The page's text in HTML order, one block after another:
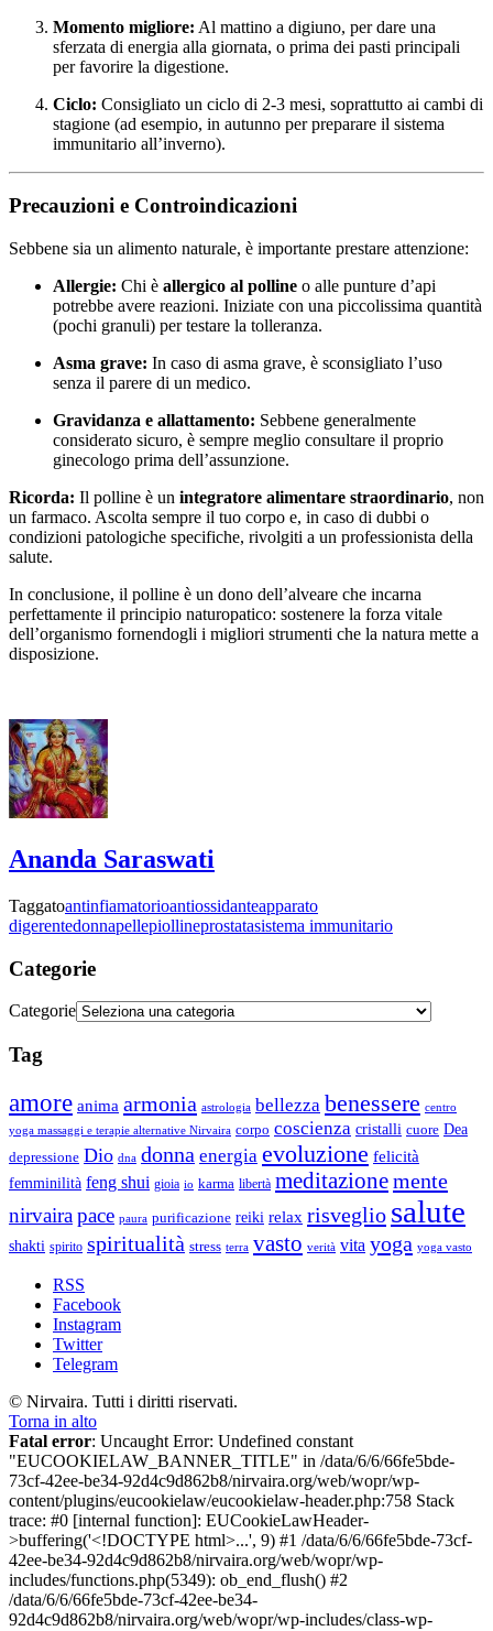
Momento migliore: Al mattino a digiuno, per dare una
sferzata di energia alla giornata, o prima dei pasti principali
per favorire la digestione.
Ciclo: Consigliato un ciclo di 2-3 mesi, soprattutto ai cambi di
stagione (ad esempio, in autunno per preparare il sistema
immunitario all’inverno).
Precauzioni e Controindicazioni
Sebbene sia un alimento naturale, è importante prestare attenzione:
Allergie: Chi è allergico al polline o alle punture d’api
potrebbe avere reazioni. Iniziate con una piccolissima quantità
(pochi granuli) per testare la tolleranza.
Asma grave: In caso di asma grave, è sconsigliato l’uso
senza il parere di un medico.
Gravidanza e allattamento: Sebbene generalmente
considerato sicuro, è sempre meglio consultare il proprio
ginecologo prima dell’assunzione.
Ricorda: Il polline è un integratore alimentare straordinario, non
un farmaco. Ascolta sempre il tuo corpo e, in caso di dubbi o
condizioni patologiche specifiche, rivolgiti a un professionista della
salute.
In conclusione, il polline è un dono dell’alveare che incarna
perfettamente il principio naturopatico: sostenere la forza vitale
dell’organismo fornendogli i migliori strumenti che la natura mette a
disposizione.
Ananda Saraswati
Taggatoantinfiamatorioantiossidanteapparato
digerentedonnapellepiollineprostatasistema immunitario
Categorie
Categorie
Tag
amore anima armonia astrologia bellezza benessere centro
yoga massaggi e terapie alternative Nirvaira corpo coscienza cristalli cuore Dea
depressione Dio dna donna energia evoluzione felicità
femminilità feng shui gioia io karma libertà meditazionemente
nirvairapace paura purificazione reiki relax risveglio salute
shakti spirito spiritualità stress terra vasto verità vita yoga yoga vasto
RSS
Facebook
Instagram
Twitter
Telegram
© Nirvaira. Tutti i diritti riservati.
Torna in alto
Fatal error: Uncaught Error: Undefined constant
"EUCOOKIELAW_BANNER_TITLE" in /data/6/6/66fe5bde-
73cf-42ee-be34-92d4c9d862b8/nirvaira.org/web/wopr/wp-
content/plugins/eucookielaw/eucookielaw-header.php:758 Stack
trace: #0 [internal function]: EUCookieLawHeader-
>buffering('<!DOCTYPE html>...', 9) #1 /data/6/6/66fe5bde-73cf-
42ee-be34-92d4c9d862b8/nirvaira.org/web/wopr/wp-
includes/functions.php(5349): ob_end_flush() #2
/data/6/6/66fe5bde-73cf-42ee-be34-
92d4c9d862b8/nirvaira.org/web/wopr/wp-includes/class-wp-